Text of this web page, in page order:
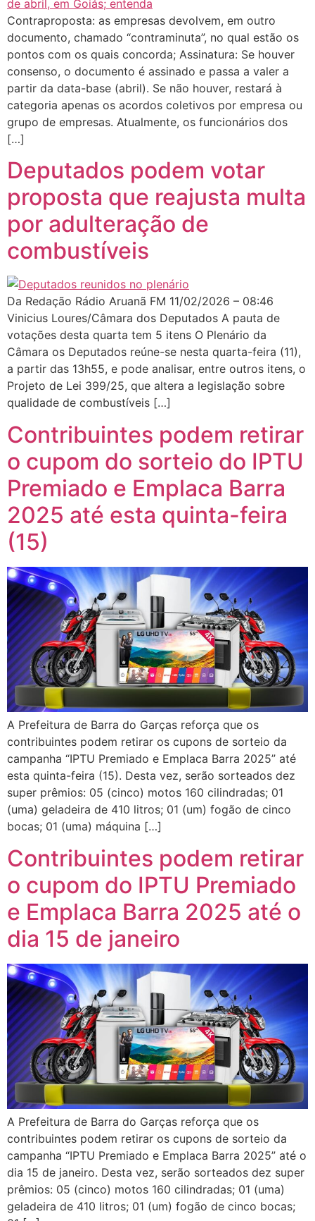
Contraproposta: as empresas devolvem, em outro
documento, chamado “contraminuta”, no qual estão os
pontos com os quais concorda; Assinatura: Se houver
consenso, o documento é assinado e passa a valer a
partir da data-base (abril). Se não houver, restará à
categoria apenas os acordos coletivos por empresa ou
grupo de empresas. Atualmente, os funcionários dos
[…]
Deputados podem votar
proposta que reajusta multa
por adulteração de
combustíveis
Da Redação Rádio Aruanã FM 11/02/2026 – 08:46
Vinicius Loures/Câmara dos Deputados A pauta de
votações desta quarta tem 5 itens O Plenário da
Câmara os Deputados reúne-se nesta quarta-feira (11),
a partir das 13h55, e pode analisar, entre outros itens, o
Projeto de Lei 399/25, que altera a legislação sobre
qualidade de combustíveis […]
Contribuintes podem retirar
o cupom do sorteio do IPTU
Premiado e Emplaca Barra
2025 até esta quinta-feira
(15)
A Prefeitura de Barra do Garças reforça que os
contribuintes podem retirar os cupons de sorteio da
campanha “IPTU Premiado e Emplaca Barra 2025” até
esta quinta-feira (15). Desta vez, serão sorteados dez
super prêmios: 05 (cinco) motos 160 cilindradas; 01
(uma) geladeira de 410 litros; 01 (um) fogão de cinco
bocas; 01 (uma) máquina […]
Contribuintes podem retirar
o cupom do IPTU Premiado
e Emplaca Barra 2025 até o
dia 15 de janeiro
A Prefeitura de Barra do Garças reforça que os
contribuintes podem retirar os cupons de sorteio da
campanha “IPTU Premiado e Emplaca Barra 2025” até o
dia 15 de janeiro. Desta vez, serão sorteados dez super
prêmios: 05 (cinco) motos 160 cilindradas; 01 (uma)
geladeira de 410 litros; 01 (um) fogão de cinco bocas;